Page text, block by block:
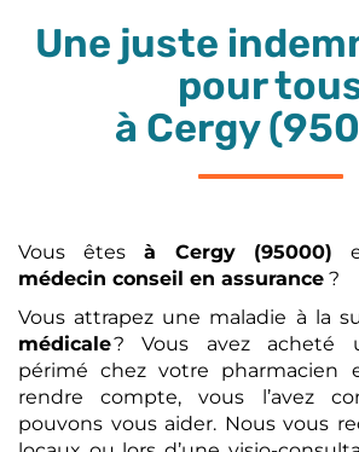
Une juste
pour
à Cergy
Vous êtes à Cergy (95000)
médecin conseil en assurance ?
Vous attrapez une maladie à la
médicale? Vous avez acheté
périmé chez votre pharmacien
rendre compte, vous l’avez
pouvons vous aider. Nous vous